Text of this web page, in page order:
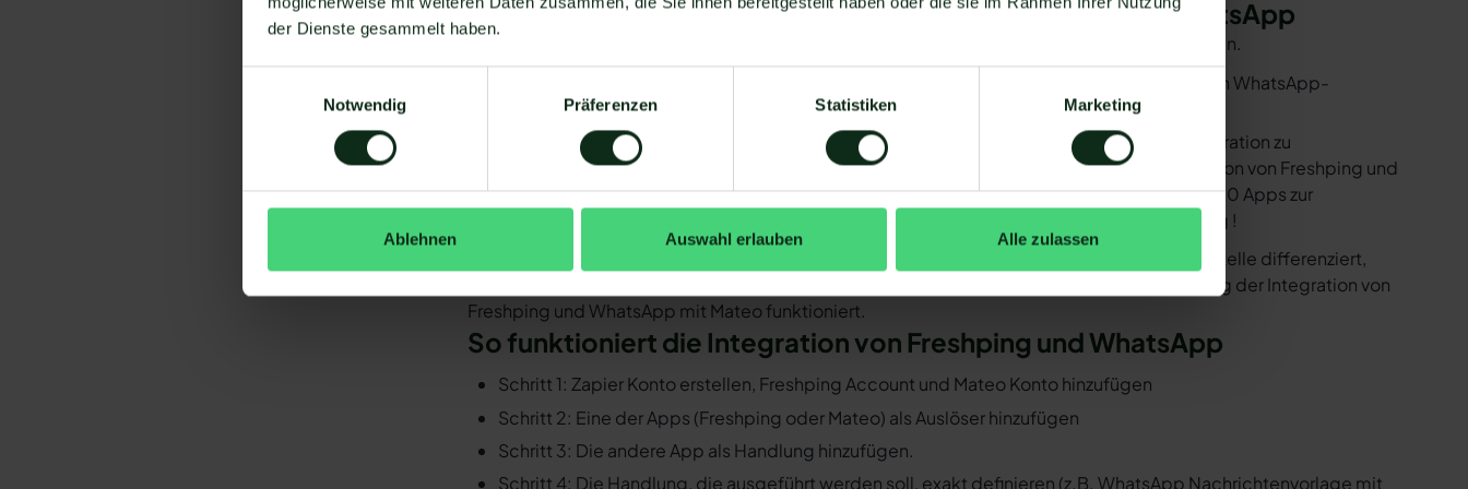
der Dienste gesammelt haben.
Notwendig
Präferenzen Statistiken Marketing
Ablehnen Auswahl erlauben Alle zulassen
Voraussetzungen für die Integration von Freshping und WhatsApp
Um Freshping mit WhatsApp verbinden zu können, müssen einige Voraussetzungen erfüllt sein.
Sie müssen WhatsApp über die WhatsApp-Business-API nutzen. Mit dem herkömmlichen WhatsApp-
Business-Messenger ist die Integration nicht möglich.
Ihr WhatsApp Business API Anbieter muss die nötige Software bereitstellen, um die Integration zu
ermöglichen. Längst nicht alle Anbieter der WhatsApp API sind in der Lage, eine Integration von Freshping und
WhatsApp zu ermöglichen. Mit Mateo stehen Ihnen dank der Zapier Integration über 6.000 Apps zur
Verfügung, die Sie mit WhatsApp verbinden können. Darunter ist natürlich auch Freshping !
Da der Einrichtungsprozess der Integration je nach dem Anbieter der WhatsApp API Schnittstelle differenziert,
gibt es keine allgemein gültige Anleitung. Wir zeigen Ihnen im Folgenden, wie die Einrichtung der Integration von
Freshping und WhatsApp mit Mateo funktioniert.
So funktioniert die Integration von Freshping und WhatsApp
Schritt 1: Zapier Konto erstellen, Freshping Account und Mateo Konto hinzufügen
Schritt 2: Eine der Apps (Freshping oder Mateo) als Auslöser hinzufügen
Schritt 3: Die andere App als Handlung hinzufügen.
Schritt 4: Die Handlung, die ausgeführt werden soll, exakt definieren (z.B. WhatsApp Nachrichtenvorlage mit